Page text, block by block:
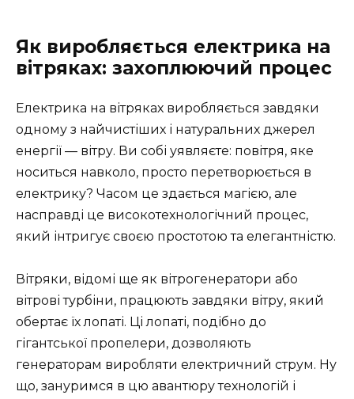
Як виробляється електрика на
вітряках: захоплюючий процес
Електрика на вітряках виробляється завдяки
одному з найчистіших і натуральних джерел
енергії — вітру. Ви собі уявляєте: повітря, яке
носиться навколо, просто перетворюється в
електрику? Часом це здається магією, але
насправді це високотехнологічний процес,
який інтригує своєю простотою та елегантністю.
Вітряки, відомі ще як вітрогенератори або
вітрові турбіни, працюють завдяки вітру, який
обертає їх лопаті. Ці лопаті, подібно до
гігантської пропелери, дозволяють
генераторам виробляти електричний струм. Ну
що, зануримся в цю авантюру технологій і